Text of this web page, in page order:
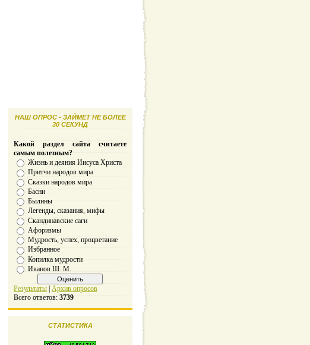
НАШ ОПРОС - ЗАЙМЕТ НЕ БОЛЕЕ
30 СЕКУНД
Какой раздел сайта считаете
самым полезным?
Жизнь и деяния Иисуса Христа
Притчи народов мира
Сказки народов мира
Басни
Былины
Легенды, сказания, мифы
Скандинавские саги
Афоризмы
Мудрость, успех, процветание
Избранное
Копилка мудрости
Иванов Ш. М.
Результаты Архив опросов
Всего ответов: 3739
СТАТИСТИКА